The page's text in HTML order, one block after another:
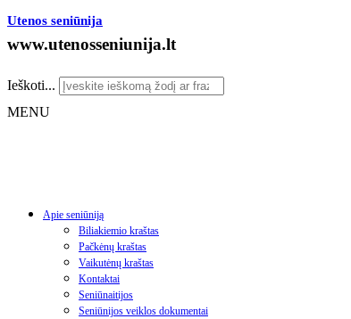
Utenos seniūnija
www.utenosseniunija.lt
Ieškoti...
MENU
Apie seniūniją
Biliakiemio kraštas
Pačkėnų kraštas
Vaikutėnų kraštas
Kontaktai
Seniūnaitijos
Seniūnijos veiklos dokumentai